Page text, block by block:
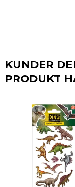
KUNDER
PRODUKT